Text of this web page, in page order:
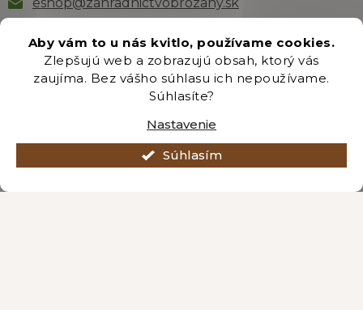
Aby vám to u nás kvitlo, používame cookies.
Zlepšujú web a zobrazujú obsah, ktorý vás
zaujíma. Bez vášho súhlasu ich nepoužívame.
Súhlasíte?
Nastavenie
Súhlasím
Odber newsletteru
Vložením e-mailu súhlasíte s podmienkamiochrany